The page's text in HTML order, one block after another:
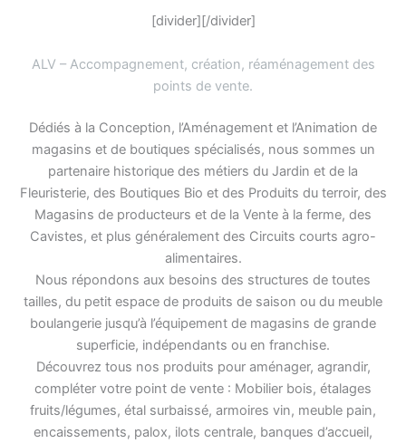
[divider][/divider]
ALV – Accompagnement, création, réaménagement des
points de vente.
Dédiés à la Conception, l’Aménagement et l’Animation de
magasins et de boutiques spécialisés, nous sommes un
partenaire historique des métiers du Jardin et de la
Fleuristerie, des Boutiques Bio et des Produits du terroir, des
Magasins de producteurs et de la Vente à la ferme, des
Cavistes, et plus généralement des Circuits courts agro-
alimentaires.
Nous répondons aux besoins des structures de toutes
tailles, du petit espace de produits de saison ou du meuble
boulangerie jusqu’à l’équipement de magasins de grande
superficie, indépendants ou en franchise.
Découvrez tous nos produits pour aménager, agrandir,
compléter votre point de vente : Mobilier bois, étalages
fruits/légumes, étal surbaissé, armoires vin, meuble pain,
encaissements, palox, ilots centrale, banques d’accueil,